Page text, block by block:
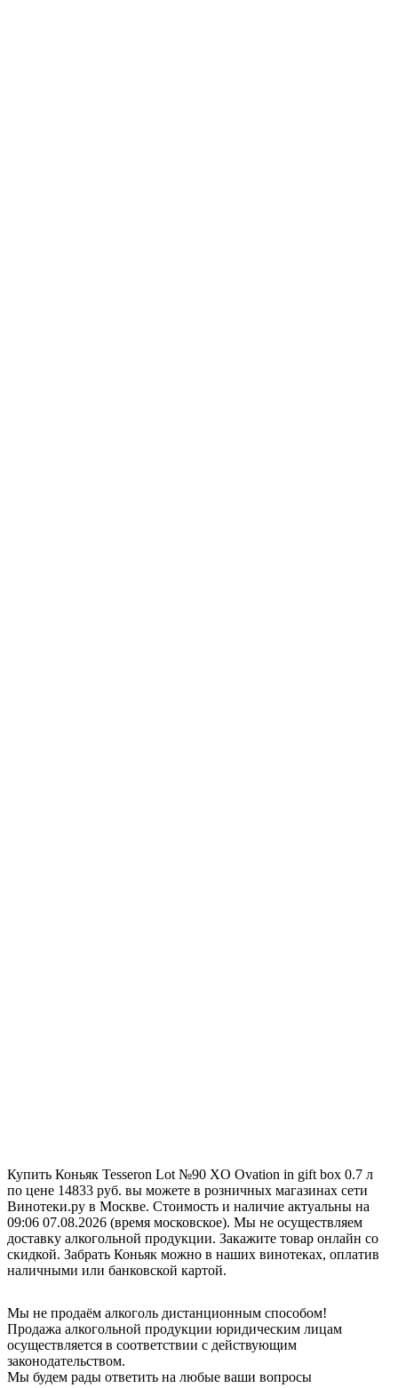
Купить Коньяк Tesseron Lot №90 XO Ovation in gift box 0.7 л
по цене 14833 руб. вы можете в розничных магазинах сети
Винотеки.ру в Москве. Стоимость и наличие актуальны на
09:06 07.08.2026 (время московское). Мы не осуществляем
доставку алкогольной продукции. Закажите товар онлайн со
скидкой. Забрать Коньяк можно в наших винотеках, оплатив
наличными или банковской картой.
Мы не продаём алкоголь дистанционным способом!
Продажа алкогольной продукции юридическим лицам
осуществляется в соответствии с действующим
законодательством.
Мы будем рады ответить на любые ваши вопросы